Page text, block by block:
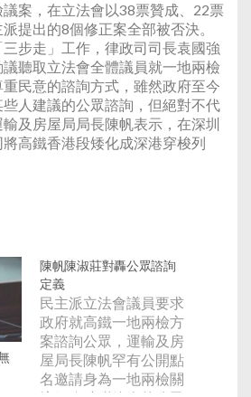
案，在立法會以38票贊成、22票
提出的8個修正案全部被否決。
步走」工作，律政司司長袁國強
聽取立法會全體議員就一地兩檢
民意的諮詢方式，雖然政府至今
人建議的公眾諮詢，但絕對不代
及房屋局局長陳帆表示，在深圳
高鐵香港段矮化成深港穿梭列
陳帆陳淑莊對轟公眾諮詢
定義
民主派立法會議員要求
政府就高鐵一地兩檢方
案諮詢公眾，運輸及房
屋局長陳帆罕有公開點
名邀請身為一地兩檢關